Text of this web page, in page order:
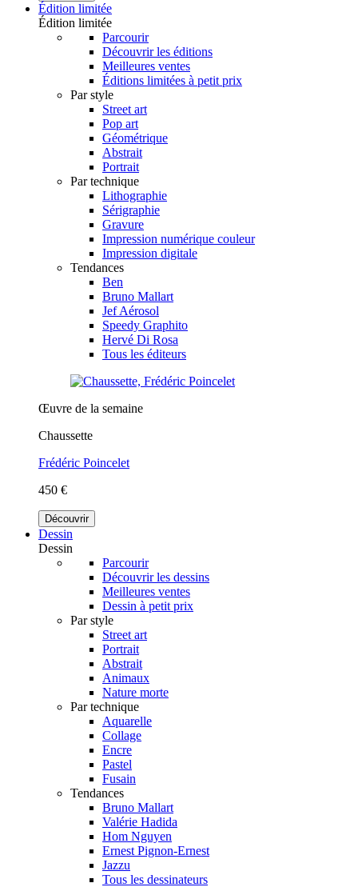
Édition limitée
Édition limitée
Parcourir
Découvrir les éditions
Meilleures ventes
Éditions limitées à petit prix
Par style
Street art
Pop art
Géométrique
Abstrait
Portrait
Par technique
Lithographie
Sérigraphie
Gravure
Impression numérique couleur
Impression digitale
Tendances
Ben
Bruno Mallart
Jef Aérosol
Speedy Graphito
Hervé Di Rosa
Tous les éditeurs
Œuvre de la semaine
Chaussette
Frédéric Poincelet
450 €
Découvrir
Dessin
Dessin
Parcourir
Découvrir les dessins
Meilleures ventes
Dessin à petit prix
Par style
Street art
Portrait
Abstrait
Animaux
Nature morte
Par technique
Aquarelle
Collage
Encre
Pastel
Fusain
Tendances
Bruno Mallart
Valérie Hadida
Hom Nguyen
Ernest Pignon-Ernest
Jazzu
Tous les dessinateurs